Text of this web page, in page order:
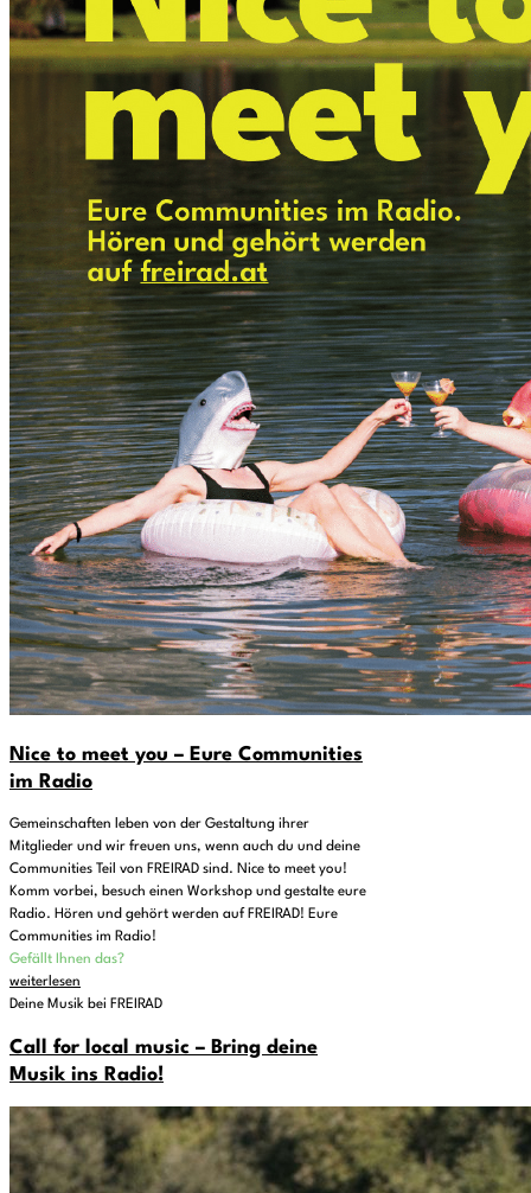
Nice to meet you – Eure Communities
im Radio
Gemeinschaften leben von der Gestaltung ihrer
Mitglieder und wir freuen uns, wenn auch du und deine
Communities Teil von FREIRAD sind. Nice to meet you!
Komm vorbei, besuch einen Workshop und gestalte eure
Radio. Hören und gehört werden auf FREIRAD! Eure
Communities im Radio!
Gefällt Ihnen das?
weiterlesen
Deine Musik bei FREIRAD
Call for local music – Bring deine
Musik ins Radio!